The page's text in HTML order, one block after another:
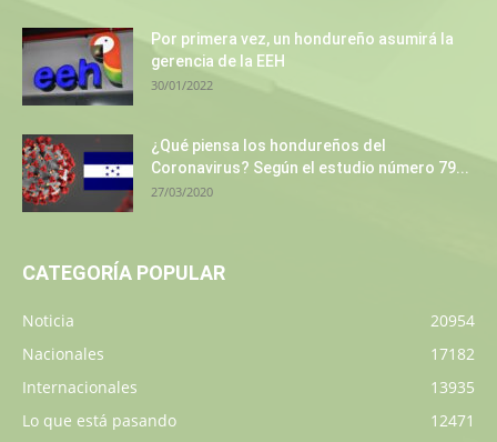
Por primera vez, un hondureño asumirá la
gerencia de la EEH
30/01/2022
¿Qué piensa los hondureños del
Coronavirus? Según el estudio número 79...
27/03/2020
CATEGORÍA POPULAR
Noticia
20954
Nacionales
17182
Internacionales
13935
Lo que está pasando
12471